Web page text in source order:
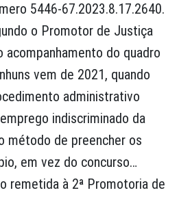
5446-67.2023.8.17.2640.
o Promotor de Justiça
acompanhamento do quadro
vem de 2021, quando
administrativo
indiscriminado da
método de preencher os
em vez do concurso
remetida à 2ª Promotoria de